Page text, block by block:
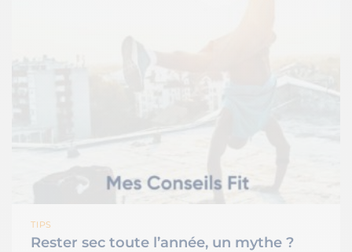
TIPS
Rester sec toute l’année, un mythe ?